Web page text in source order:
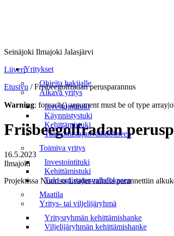
Liiveri
Seinäjoki Ilmajoki Jalasjärvi
ValikkoYritykset
Ohjeita hakijalle
Alkava yritys
Investointituki
Käynnistystuki
Kehittämistuki
Tuki omistajanvaihdokseen
Toimiva yritys
Investointituki
Kehittämistuki
Tuki omistajanvaihdokseen
Maatila
Yritys- tai viljelijäryhmä
Yritysryhmän kehittämishanke
Viljelijäryhmän kehittämishanke
Etusivu /Frisbeegolfradan perusparannus
Warning: foreach() argument must be of type
Frisbeegolfradan
16.5.2023
Ilmajoki
Projektissa Nuoriso-Leader-rahalla parannettiin